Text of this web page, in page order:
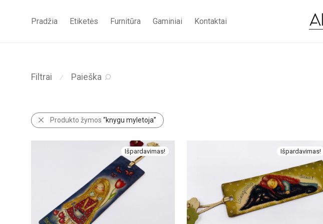
Pradžia Etiketės Furnitūra Gaminiai Kontaktai
Filtrai ⁄ Paieška
Produkto žymos “knygu myletoja”
Išpardavimas! Išpardavimas!